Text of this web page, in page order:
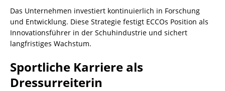
Das Unternehmen investiert kontinuierlich in Forschung
und Entwicklung. Diese Strategie festigt ECCOs Position als
Innovationsführer in der Schuhindustrie und sichert
langfristiges Wachstum.
Sportliche Karriere als
Dressurreiterin